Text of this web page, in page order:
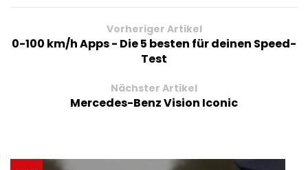
Vorheriger Artikel
0-100 km/h Apps - Die 5 besten für deinen Speed-
Test
Nächster Artikel
Mercedes-Benz Vision Iconic